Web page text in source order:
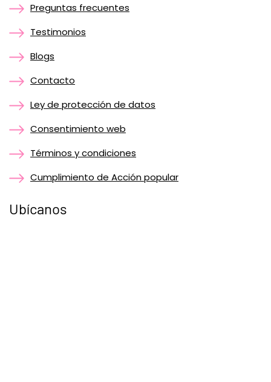
Preguntas frecuentes
Testimonios
Blogs
Contacto
Ley de protección de datos
Consentimiento web
Términos y condiciones
Cumplimiento de Acción popular
Ubícanos